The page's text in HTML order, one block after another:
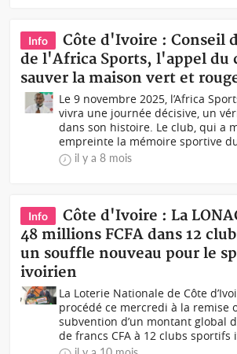
Info
Côte d'Ivoire : Conseil
de l'Africa Sports, l'appel du
sauver la maison vert et
Le 9 novembre 2025, l’Africa
vivra une journée décisive, un
dans son histoire. Le club, qui a
empreinte la mémoire sportive
il y a 8 mois
Info
Côte d'Ivoire : La
48 millions FCFA dans 12
un souffle nouveau pour le
ivoirien
La Loterie Nationale de Côte
procédé ce mercredi à la remise
subvention d’un montant global
de francs CFA à 12 clubs sportifs